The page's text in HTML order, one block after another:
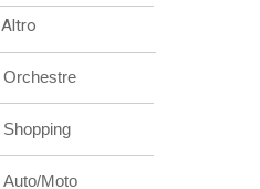
Altro
Orchestre
Shopping
Auto/Moto